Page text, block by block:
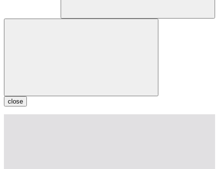
close